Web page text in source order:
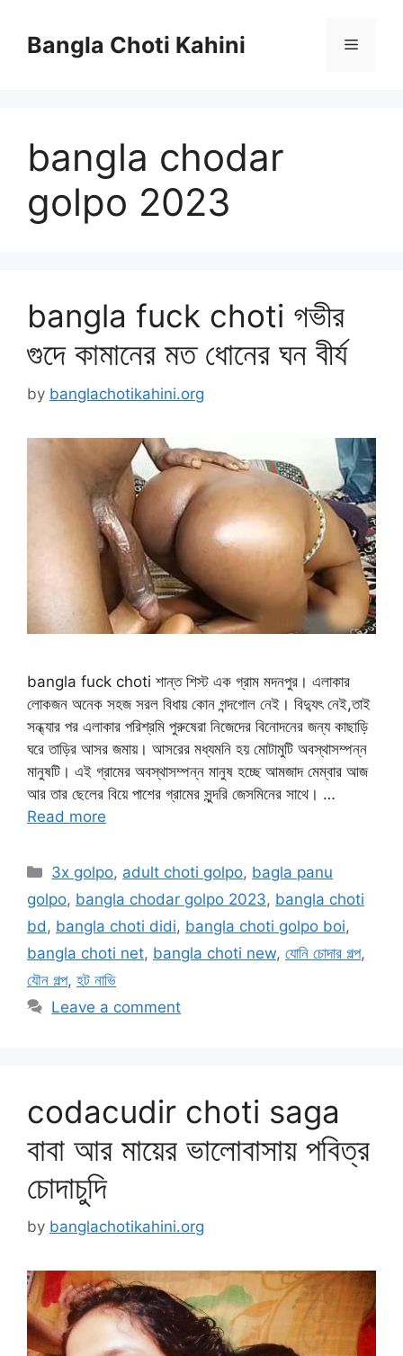
contentBangla Choti Kahini Menu
bangla chodar
golpo 2023
bangla fuck choti গভীর
গুদে কামানের মত ধোনের ঘন বীর্য
by banglachotikahini.org
bangla fuck choti শান্ত শিস্ট এক গ্রাম মদনপুর। এলাকার
লোকজন অনেক সহজ সরল বিধায় কোন গন্দগোল নেই। বিদ্যুৎ নেই,তাই
সন্ধ্যার পর এলাকার পরিশ্রমি পুরুষেরা নিজেদের বিনোদনের জন্য কাছাড়ি
ঘরে তাড়ির আসর জমায়। আসরের মধ্যমনি হয় মোটামুটি অবস্থাসম্পন্ন
মানুষটি। এই গ্রামের অবস্থাসম্পন্ন মানুষ হচ্ছে আমজাদ মেম্বার আজ
আর তার ছেলের বিয়ে পাশের গ্রামের সুন্দরি জেসমিনের সাথে। …
Read more
Categories
3x golpo, adult choti golpo, bagla panu
golpo, bangla chodar golpo 2023, bangla choti
bd , bangla choti didi, bangla choti golpo boi,
bangla choti net, bangla choti new, যোনি চোদার গল্প,
যৌন গল্প, হট নাভি
Leave a comment
codacudir choti saga
বাবা আর মায়ের ভালোবাসায় পবিত্র
চোদাচুদি
by banglachotikahini.org